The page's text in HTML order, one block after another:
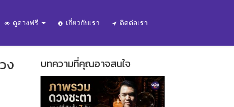
ดูดวงฟรี เกี่ยวกับเรา ติดต่อเรา
ง
บทความที่คุณอาจสนใจ